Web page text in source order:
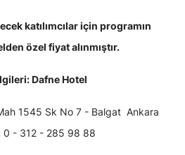
katılımcılar için programın
özel fiyat alınmıştır.
Dafne Hotel
1545 Sk No 7 - Balgat Ankara
0 - 312 - 285 98 88